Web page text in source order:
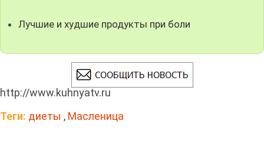
Лучшие и худшие продукты при боли
http://www.kuhnyatv.ru
Теги: диеты , Масленица